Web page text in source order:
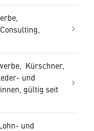
Kürschner,
und
gültig seit
und